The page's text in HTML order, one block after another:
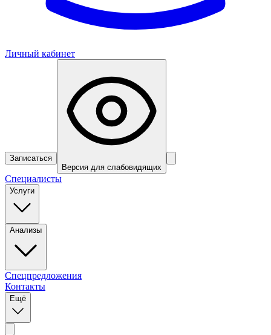
Личный кабинет
Записаться
Версия для слабовидящих
Специалисты
Услуги
Анализы
Спецпредложения
Контакты
Ещё